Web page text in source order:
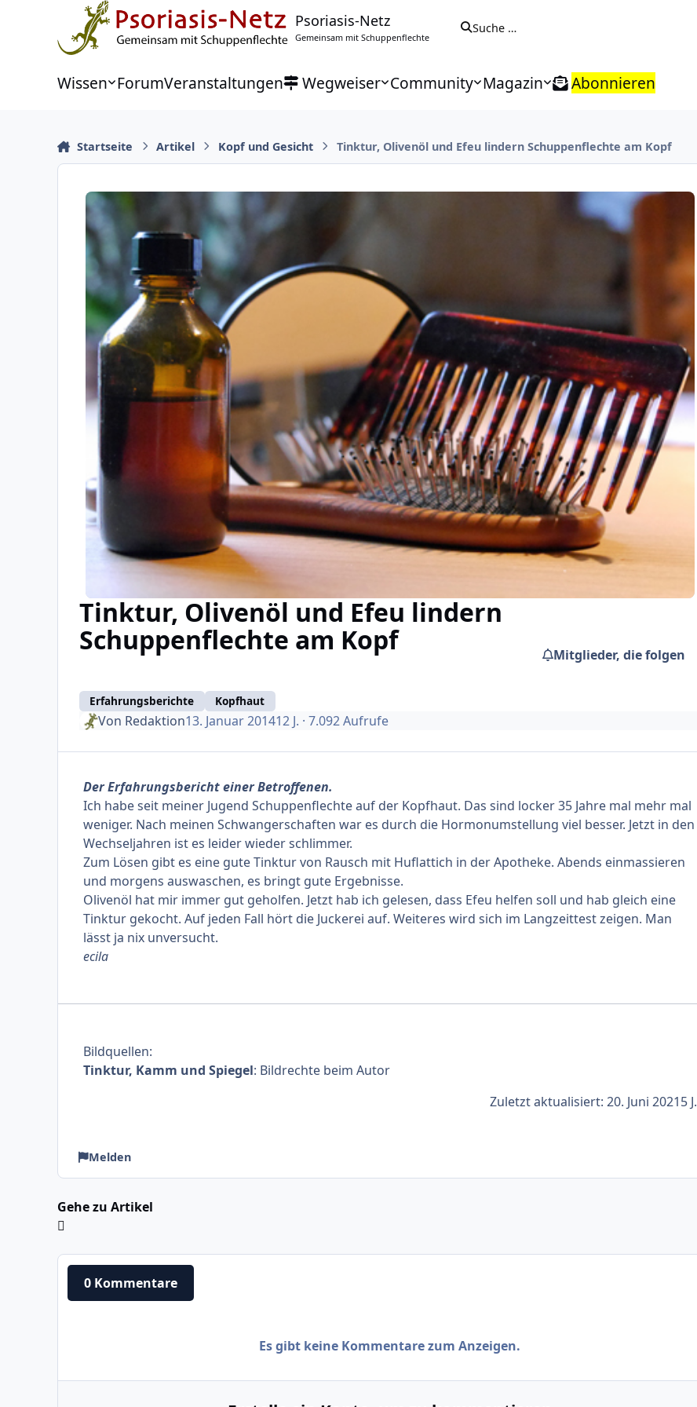
Zu Inhalt springen
Psoriasis-Netz
Gemeinsam mit Schuppenflechte
Suche …
Wissen ForumVeranstaltungen Wegweiser Community Magazin Abonnieren
Startseite Artikel Kopf und Gesicht Tinktur, Olivenöl und Efeu lindern Schuppenflechte am Kopf
Tinktur, Olivenöl und Efeu lindern
Schuppenflechte am Kopf
Erfahrungsberichte Kopfhaut
Mitglieder, die folgen
Von Redaktion13. Januar 201412 J. · 7.092 Aufrufe
Der Erfahrungsbericht einer Betroffenen.
Ich habe seit meiner Jugend Schuppenflechte auf der Kopfhaut. Das sind locker 35 Jahre mal mehr mal
weniger. Nach meinen Schwangerschaften war es durch die Hormonumstellung viel besser. Jetzt in den
Wechseljahren ist es leider wieder schlimmer.
Zum Lösen gibt es eine gute Tinktur von Rausch mit Huflattich in der Apotheke. Abends einmassieren
und morgens auswaschen, es bringt gute Ergebnisse.
Olivenöl hat mir immer gut geholfen. Jetzt hab ich gelesen, dass Efeu helfen soll und hab gleich eine
Tinktur gekocht. Auf jeden Fall hört die Juckerei auf. Weiteres wird sich im Langzeittest zeigen. Man
lässt ja nix unversucht.
ecila
Bildquellen:
Tinktur, Kamm und Spiegel: Bildrechte beim Autor
Zuletzt aktualisiert:20. Juni 20215 J.
Melden
Gehe zu Artikel
0 Kommentare
Es gibt keine Kommentare zum Anzeigen.